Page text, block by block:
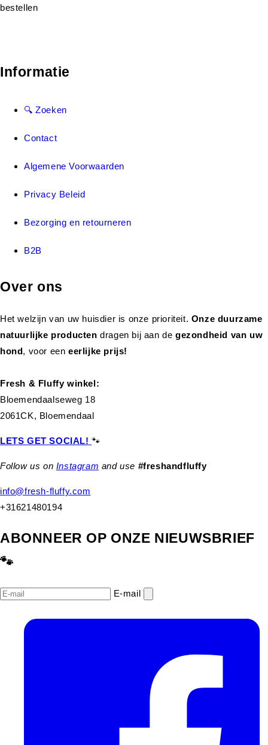
Informatie
🔍 Zoeken
Contact
Algemene Voorwaarden
Privacy Beleid
Bezorging en retourneren
B2B
Over ons
Het welzijn van uw huisdier is onze prioriteit. Onze duurzame
natuurlijke productendragen bij aan de gezondheid van uw
hond, voor eeneerlijke prijs!
Fresh & Fluffy winkel:
Bloemendaalseweg 18
2061CK, Bloemendaal
LETS GET SOCIAL!🐾
Follow us on Instagram and use #freshandfluffy
info@fresh-fluffy.com
+31621480194
ABONNEER OP ONZE NIEUWSBRIEF
🐾
E‑mail